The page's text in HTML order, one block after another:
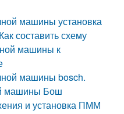
машины установка
составить схему
машины к
машины bosch.
машины Бош
и установка ПММ